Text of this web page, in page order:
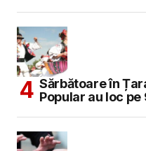
Sărbătoare în
Popular au loc